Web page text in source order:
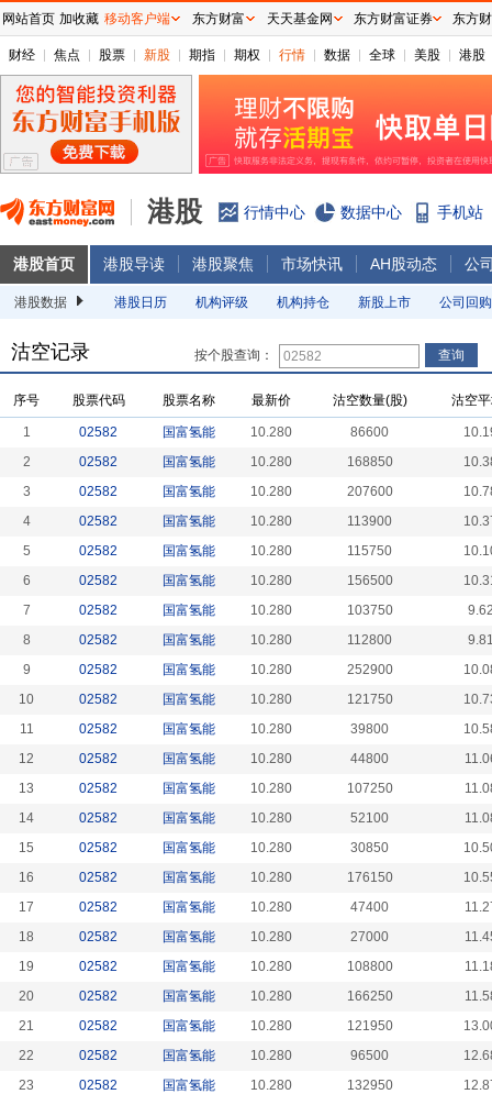
财经 焦点 股票 新股 期指 期权 行情 数据 全球 美股 港股
港股 行情中心 数据中心 手机站
港股首页 港股导读 港股聚焦 市场快讯 AH股动态 公
港股数据 港股日历 机构评级 机构持仓 新股上市 公司回购
沽空记录 按个股查询：
序号 股票代码 股票名称 最新价 沽空数量(股) 沽空
1 02582 国富氢能 10.280 86600
2
02582 国富氢能 10.280 168850
3
02582 国富氢能 10.280 207600
4
02582 国富氢能 10.280 113900
5
02582 国富氢能 10.280 115750
6
02582 国富氢能 10.280 156500
7
02582 国富氢能 10.280 103750
8
02582 国富氢能 10.280 112800
9
02582 国富氢能 10.280 252900
10
02582 国富氢能 10.280 121750
11
02582 国富氢能 10.280 39800
12
02582 国富氢能 10.280 44800
13
02582 国富氢能 10.280 107250
14
02582 国富氢能 10.280 52100
15
02582 国富氢能 10.280 30850
16
02582 国富氢能 10.280 176150
17
02582 国富氢能 10.280 47400
18
02582 国富氢能 10.280 27000
19
02582 国富氢能 10.280 108800
20
02582 国富氢能 10.280 166250
21
02582 国富氢能 10.280 121950
22
02582 国富氢能 10.280 96500
23
02582 国富氢能 10.280 132950
网站首页 加收藏 移动客户端 东方财富 天天基金网 东方财富证券 东方